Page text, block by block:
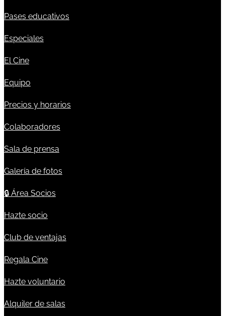
Pases educativos
Especiales
El Cine
Equipo
Precios y horarios
Colaboradores
Sala de prensa
Galería de fotos
🔒 Área Socios
Hazte socio
Club de ventajas
Regala Cine
Hazte voluntario
Alquiler de salas